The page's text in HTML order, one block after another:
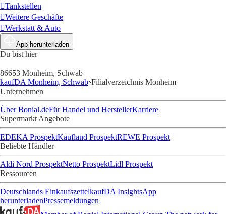
Tankstellen
Weitere Geschäfte
Werkstatt & Auto
App herunterladen
Du bist hier
86653 Monheim, Schwab
kaufDA Monheim, Schwab Filialverzeichnis Monheim
Unternehmen
Über Bonial.deFür Handel und HerstellerKarriere
Supermarkt Angebote
EDEKA ProspektKaufland ProspektREWE Prospekt
Beliebte Händler
Aldi Nord ProspektNetto ProspektLidl Prospekt
Ressourcen
Deutschlands EinkaufszettelkaufDA InsightsApp
herunterladenPressemeldungen